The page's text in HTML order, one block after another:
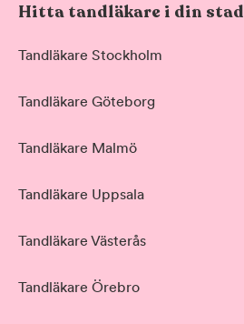
Hitta tandläkare i din stad
Tandläkare Stockholm
Tandläkare Göteborg
Tandläkare Malmö
Tandläkare Uppsala
Tandläkare Västerås
Tandläkare Örebro